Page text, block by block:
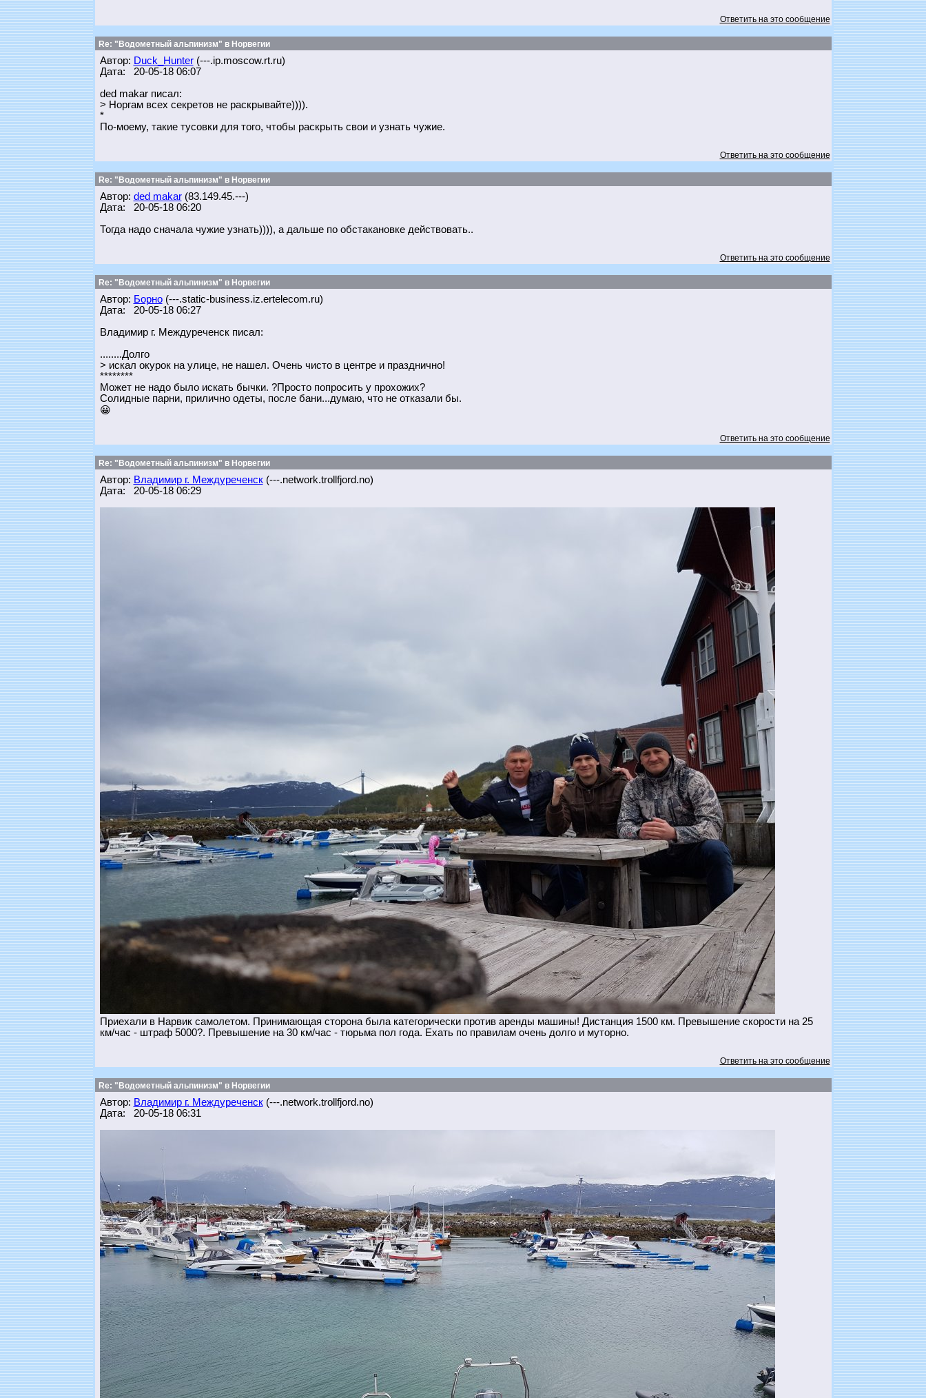
Ответить на это сообщение
Re: "Водометный альпинизм" в Норвегии
Автор: Duck_Hunter(---.ip.moscow.rt.ru)
Дата: 20-05-18 06:07
ded makar писал:
> Норгам всех секретов не раскрывайте)))).
*
По-моему, такие тусовки для того, чтобы раскрыть свои и узнать чужие.
Ответить на это сообщение
Re: "Водометный альпинизм" в Норвегии
Автор: ded makar(83.149.45.---)
Дата: 20-05-18 06:20
Тогда надо сначала чужие узнать)))), а дальше по обстакановке действовать..
Ответить на это сообщение
Re: "Водометный альпинизм" в Норвегии
Автор: Борно(---.static-business.iz.ertelecom.ru)
Дата: 20-05-18 06:27
Владимир г. Междуреченск писал:
........Долго
> искал окурок на улице, не нашел. Очень чисто в центре и празднично!
********
Может не надо было искать бычки. ?Просто попросить у прохожих?
Солидные парни, прилично одеты, после бани...думаю, что не отказали бы.
😀
Ответить на это сообщение
Re: "Водометный альпинизм" в Норвегии
Автор: Владимир г. Междуреченск(---.network.trollfjord.no)
Дата: 20-05-18 06:29
Приехали в Нарвик самолетом. Принимающая сторона была категорически против аренды машины! Дистанция 1500 км. Превышение скорости на 25
км/час - штраф 5000?. Превышение на 30 км/час - тюрьма пол года. Ехать по правилам очень долго и муторно.
Ответить на это сообщение
Re: "Водометный альпинизм" в Норвегии
Автор: Владимир г. Междуреченск(---.network.trollfjord.no)
Дата: 20-05-18 06:31